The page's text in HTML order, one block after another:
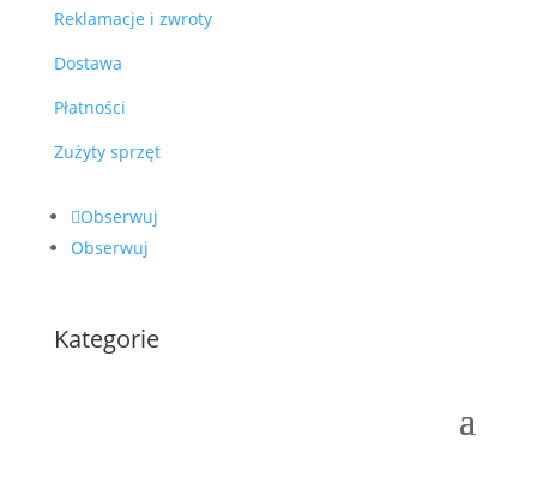
Reklamacje i zwroty
Dostawa
Płatności
Zużyty sprzęt
Obserwuj
Obserwuj
Kategorie